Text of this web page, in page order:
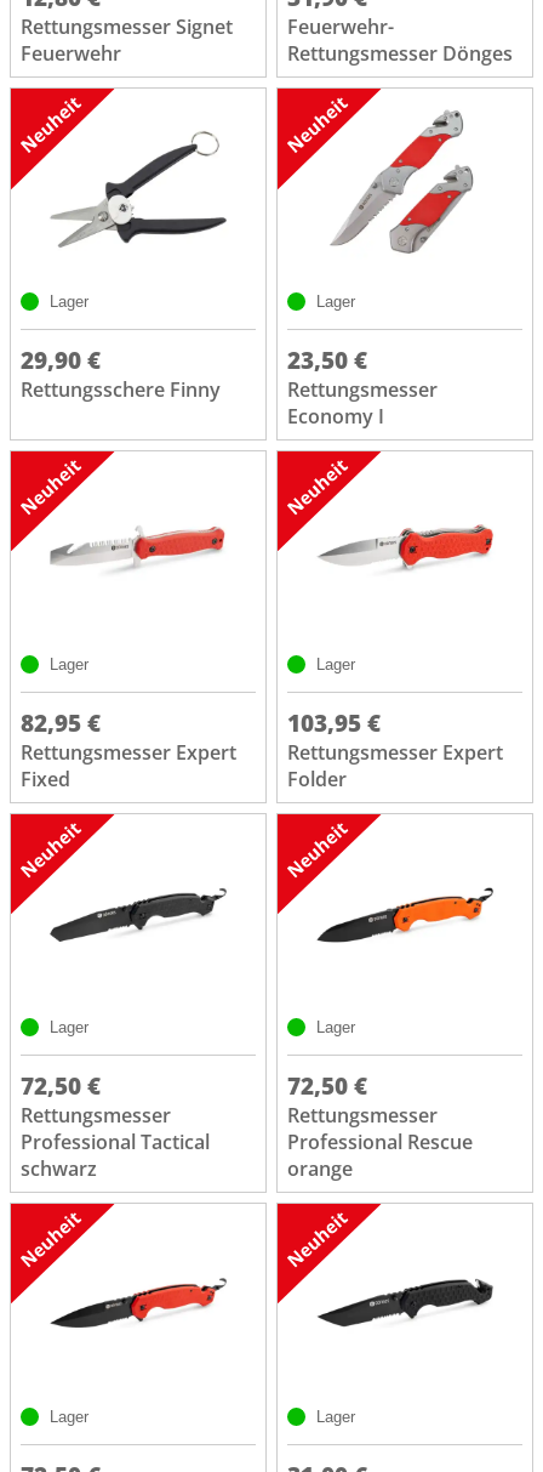
Rettungsmesser Signet
Feuerwehr
Feuerwehr-
Rettungsmesser Dönges
Lager
29,90 €
Rettungsschere Finny
Lager
23,50 €
Rettungsmesser
Economy I
Lager
82,95 €
Rettungsmesser Expert
Fixed
Lager
103,95 €
Rettungsmesser Expert
Folder
Lager
72,50 €
Rettungsmesser
Professional Tactical
schwarz
Lager
72,50 €
Rettungsmesser
Professional Rescue
orange
Lager Lager